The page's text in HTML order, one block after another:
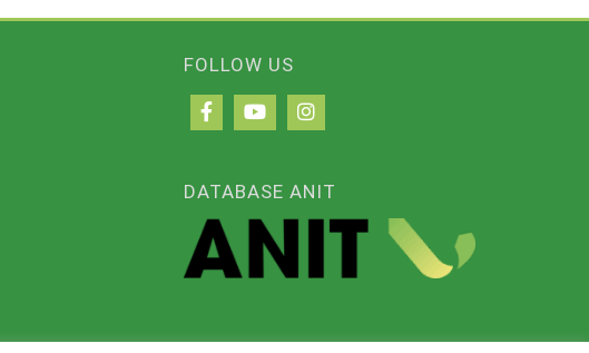
FOLLOW US
DATABASE ANIT